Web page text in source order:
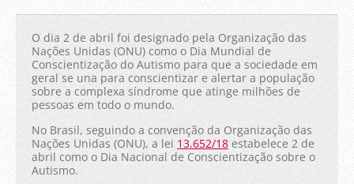
O dia 2 de abril foi designado pela Organização das
Nações Unidas (ONU) como o Dia Mundial de
Conscientização do Autismo para que a sociedade em
geral se una para conscientizar e alertar a população
sobre a complexa síndrome que atinge milhões de
pessoas em todo o mundo.
No Brasil, seguindo a convenção da Organização das
Nações Unidas (ONU), a lei 13.652/18 estabelece 2 de
abril como o Dia Nacional de Conscientização sobre o
Autismo.